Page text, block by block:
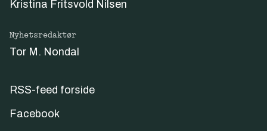
Kristina Fritsvold Nilsen
Nyhetsredaktør
Tor M. Nondal
RSS-feed forside
Facebook